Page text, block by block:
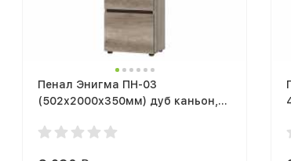
Пенал Энигма ПН-03
(502х2000х350мм) дуб каньон,